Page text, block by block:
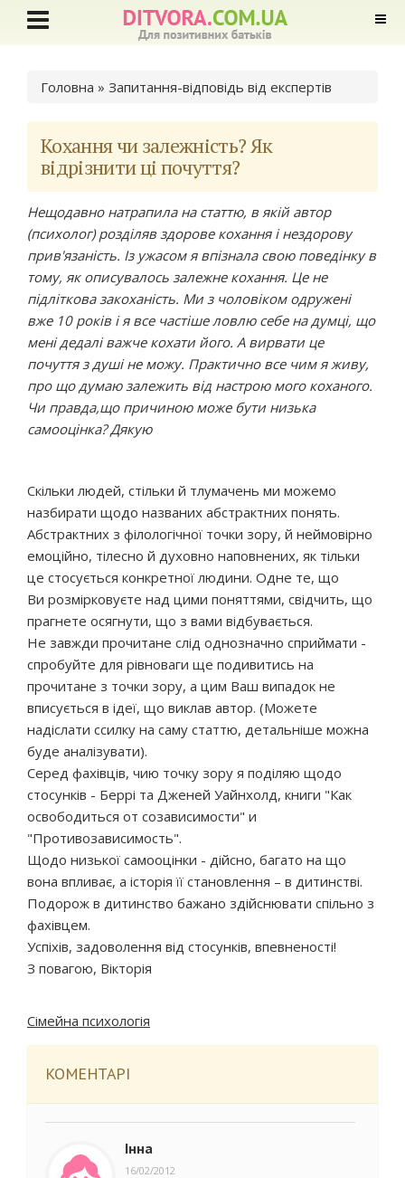
Ви є тут
Головна » Запитання-відповідь від експертів
Кохання чи залежність? Як
відрізнити ці почуття?
Нещодавно натрапила на статтю, в якій автор
(психолог) розділяв здорове кохання і нездорову
прив'язаність. Із ужасом я впізнала свою поведінку в
тому, як описувалось залежне кохання. Це не
підліткова закоханість. Ми з чоловіком одружені
вже 10 років і я все частіше ловлю себе на думці, що
мені дедалі важче кохати його. А вирвати це
почуття з душі не можу. Практично все чим я живу,
про що думаю залежить від настрою мого коханого.
Чи правда,що причиною може бути низька
самооцінка? Дякую
Скільки людей, стільки й тлумачень ми можемо
назбирати щодо названих абстрактних понять.
Абстрактних з філологічної точки зору, й неймовірно
емоційно, тілесно й духовно наповнених, як тільки
це стосується конкретної людини. Одне те, що
Ви розмірковуєте над цими поняттями, свідчить, що
прагнете осягнути, що з вами відбувається.
Не завжди прочитане слід однозначно сприймати -
спробуйте для рівноваги ще подивитись на
прочитане з точки зору, а цим Ваш випадок не
вписується в ідеї, що виклав автор. (Можете
надіслати ссилку на саму статтю, детальніше можна
буде аналізувати).
Серед фахівців, чию точку зору я поділяю щодо
стосунків - Беррі та Дженей Уайнхолд, книги "Как
освободиться от созависимости" и
"Противозависимость".
Щодо низької самооцінки - дійсно, багато на що
вона впливає, а історія її становлення – в дитинстві.
Подорож в дитинство бажано здійснювати спільно з
фахівцем.
Успіхів, задоволення від стосунків, впевненості!
З повагою, Вікторія
Сімейна психологія
КОМЕНТАРІ
Інна
16/02/2012